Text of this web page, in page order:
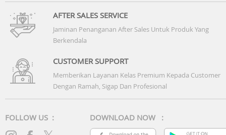
AFTER SALES SERVICE
Jaminan Penanganan After Sales Untuk Produk Yang
Berkendala
CUSTOMER SUPPORT
Memberikan Layanan Kelas Premium Kepada Customer
Dengan Ramah, Sigap Dan Profesional
FOLLOW US : DOWNLOAD NOW :